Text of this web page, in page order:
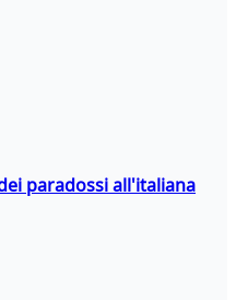
paradossi all'italiana